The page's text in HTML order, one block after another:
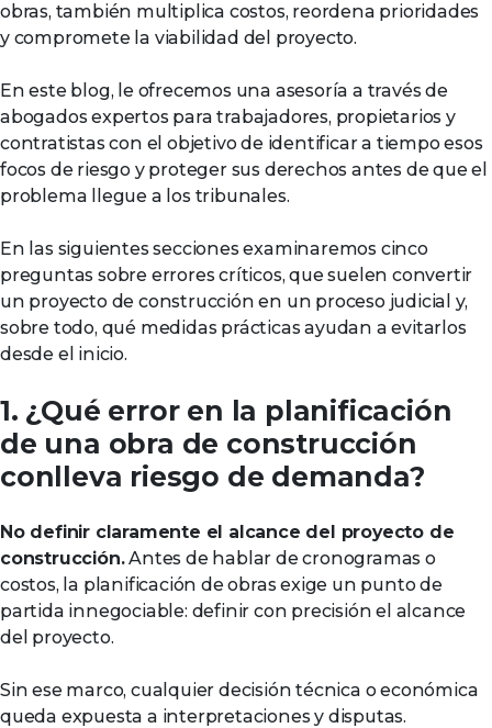
obras, también multiplica costos, reordena prioridades
y compromete la viabilidad del proyecto.
En este blog, le ofrecemos una asesoría a través de
abogados expertos para trabajadores, propietarios y
contratistas con el objetivo de identificar a tiempo esos
focos de riesgo y proteger sus derechos antes de que el
problema llegue a los tribunales.
En las siguientes secciones examinaremos cinco
preguntas sobre errores críticos, que suelen convertir
un proyecto de construcción en un proceso judicial y,
sobre todo, qué medidas prácticas ayudan a evitarlos
desde el inicio.
1. ¿Qué error en la planificación
de una obra de construcción
conlleva riesgo de demanda?
No definir claramente el alcance del proyecto de
construcción.Antes de hablar de cronogramas o
costos, la planificación de obras exige un punto de
partida innegociable: definir con precisión el alcance
del proyecto.
Sin ese marco, cualquier decisión técnica o económica
queda expuesta a interpretaciones y disputas.